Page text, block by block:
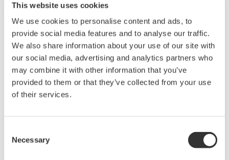
This website uses cookies
We use cookies to personalise content and ads, to
provide social media features and to analyse our traffic.
We also share information about your use of our site with
our social media, advertising and analytics partners who
may combine it with other information that you’ve
provided to them or that they’ve collected from your use
of their services.
Selection
Necessary
Yokogawa Cloud
Die Yokogawa Cloud ist eine Plattform für die